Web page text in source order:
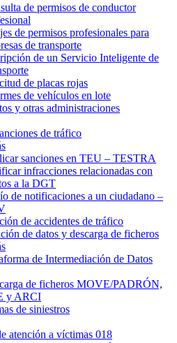
de permisos de conductor
de permisos profesionales para
de transporte
de un Servicio Inteligente de
de placas rojas
de vehículos en lote
y otras administraciones
de tráfico
sanciones en TEU – TESTRA
infracciones relacionadas con
a la DGT
de notificaciones a un ciudadano –
de accidentes de tráfico
de datos y descarga de ficheros
de Intermediación de Datos
de ficheros MOVE/PADRÓN,
y ARCI
de siniestros
atención a víctimas 018